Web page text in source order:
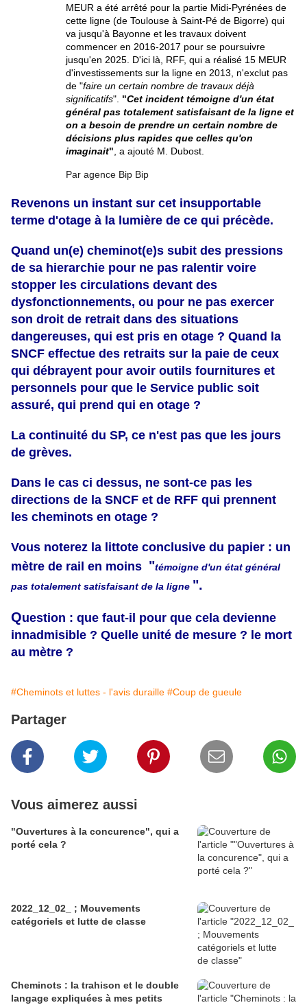
MEUR a été arrêté pour la partie Midi-Pyrénées de
cette ligne (de Toulouse à Saint-Pé de Bigorre) qui
va jusqu'à Bayonne et les travaux doivent
commencer en 2016-2017 pour se poursuivre
jusqu'en 2025. D'ici là, RFF, qui a réalisé 15 MEUR
d'investissements sur la ligne en 2013, n'exclut pas
de "faire un certain nombre de travaux déjà
significatifs". "Cet incident témoigne d'un état
général pas totalement satisfaisant de la ligne et
on a besoin de prendre un certain nombre de
décisions plus rapides que celles qu'on
imaginait" , a ajouté M. Dubost.
Par agence Bip Bip
Revenons un instant sur cet insupportable
terme d'otage à la lumière de ce qui précède.
Quand un(e) cheminot(e)s subit des pressions
de sa hierarchie pour ne pas ralentir voire
stopper les circulations devant des
dysfonctionnements, ou pour ne pas exercer
son droit de retrait dans des situations
dangereuses, qui est pris en otage ? Quand la
SNCF effectue des retraits sur la paie de ceux
qui débrayent pour avoir outils fournitures et
personnels pour que le Service public soit
assuré, qui prend qui en otage ?
La continuité du SP, ce n'est pas que les jours
de grèves.
Dans le cas ci dessus, ne sont-ce pas les
directions de la SNCF et de RFF qui prennent
les cheminots en otage ?
Vous noterez la littote conclusive du papier : un
mètre de rail en moins "témoigne d'un état général
pas totalement satisfaisant de la ligne ".
Question : que faut-il pour que cela devienne
innadmisible ? Quelle unité de mesure ? le mort
au mètre ?
#Cheminots et luttes - l'avis duraille #Coup de gueule
Partager
Vous aimerez aussi
"Ouvertures à la concurence", qui a
porté cela ?
2022_12_02_ ; Mouvements
catégoriels et lutte de classe
Cheminots : la trahison et le double
langage expliquées à mes petits